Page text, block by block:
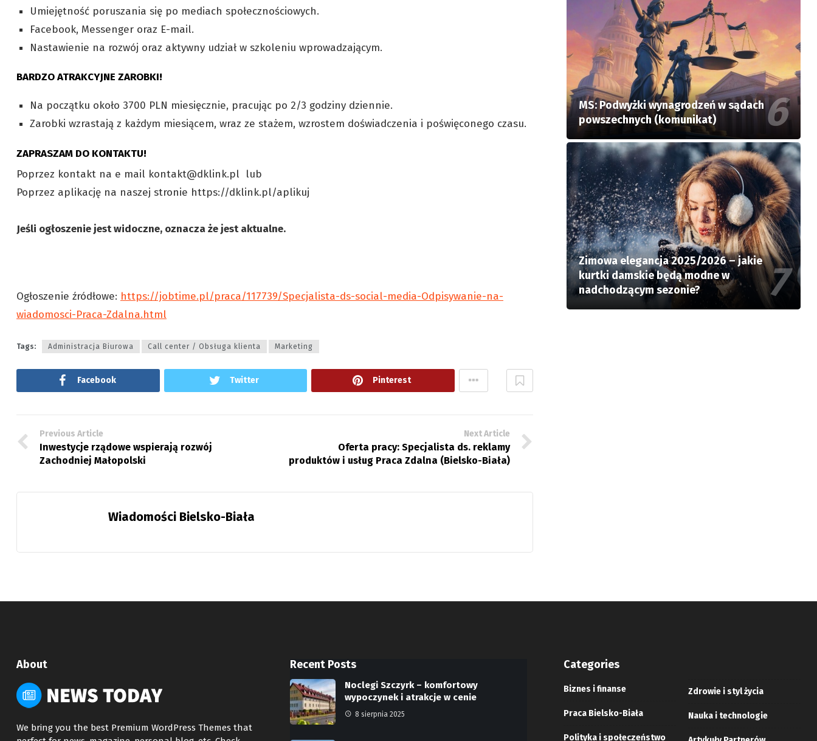
Umiejętność poruszania się po mediach społecznościowych.
Facebook, Messenger oraz E-mail.
Nastawienie na rozwój oraz aktywny udział w szkoleniu wprowadzającym.
BARDZO ATRAKCYJNE ZAROBKI!
Na początku około 3700 PLN miesięcznie, pracując po 2/3 godziny dziennie.
Zarobki wzrastają z każdym miesiącem, wraz ze stażem, wzrostem doświadczenia i poświęconego czasu.
ZAPRASZAM DO KONTAKTU!
Poprzez kontakt na e mail kontakt@dklink.pl lub
Poprzez aplikację na naszej stronie https://dklink.pl/aplikuj
Jeśli ogłoszenie jest widoczne, oznacza że jest aktualne.
Ogłoszenie źródłowe: https://jobtime.pl/praca/117739/Specjalista-ds-social-media-Odpisywanie-na-
wiadomosci-Praca-Zdalna.html
Tags: Administracja Biurowa Call center / Obsługa klienta Marketing
Facebook Twitter Pinterest
Previous Article
Inwestycje rządowe wspierają rozwój
Zachodniej Małopolski
Next Article
Oferta pracy: Specjalista ds. reklamy
produktów i usług Praca Zdalna (Bielsko-Biała)
Wiadomości Bielsko-Biała
MS: Podwyżki wynagrodzeń w sądach
powszechnych (komunikat)
Zimowa elegancja 2025/2026 – jakie
kurtki damskie będą modne w
nadchodzącym sezonie?
About
We bring you the best Premium WordPress Themes that
Recent Posts
Noclegi Szczyrk – komfortowy
wypoczynek i atrakcje w cenie
8 sierpnia 2025
Categories
Biznes i finanse
Praca Bielsko-Biała
Polityka i społeczeństwo
Zdrowie i styl życia
Nauka i technologie